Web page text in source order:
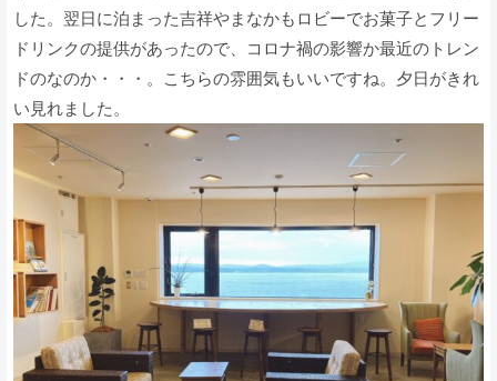
した。翌日に泊まった吉祥やまなかもロビーでお菓子とフリー
ドリンクの提供があったので、コロナ禍の影響か最近のトレン
ドのなのか・・・。こちらの雰囲気もいいですね。夕日がきれ
い見れました。